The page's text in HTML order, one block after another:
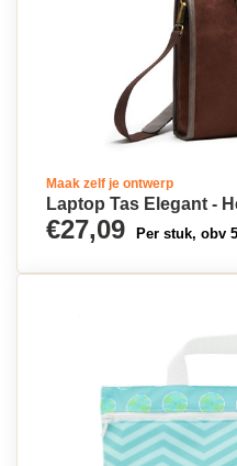
Maak zelf je ontwerp
Laptop Tas Elegant -
€27,09 Per stuk, obv